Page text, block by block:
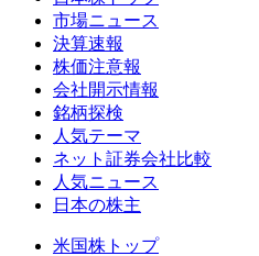
市場ニュース
決算速報
株価注意報
会社開示情報
銘柄探検
人気テーマ
ネット証券会社比較
人気ニュース
日本の株主
米国株トップ